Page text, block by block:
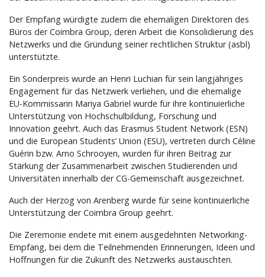
Der Empfang würdigte zudem die ehemaligen Direktoren des
Büros der Coimbra Group, deren Arbeit die Konsolidierung des
Netzwerks und die Gründung seiner rechtlichen Struktur (asbl)
unterstützte.
Ein Sonderpreis wurde an Henri Luchian für sein langjähriges
Engagement für das Netzwerk verliehen, und die ehemalige
EU-Kommissarin Mariya Gabriel wurde für ihre kontinuierliche
Unterstützung von Hochschulbildung, Forschung und
Innovation geehrt. Auch das Erasmus Student Network (ESN)
und die European Students’ Union (ESU), vertreten durch Céline
Guérin bzw. Arno Schrooyen, wurden für ihren Beitrag zur
Stärkung der Zusammenarbeit zwischen Studierenden und
Universitäten innerhalb der CG-Gemeinschaft ausgezeichnet.
Auch der Herzog von Arenberg wurde für seine kontinuierliche
Unterstützung der Coimbra Group geehrt.
Die Zeremonie endete mit einem ausgedehnten Networking-
Empfang, bei dem die Teilnehmenden Erinnerungen, Ideen und
Hoffnungen für die Zukunft des Netzwerks austauschten.